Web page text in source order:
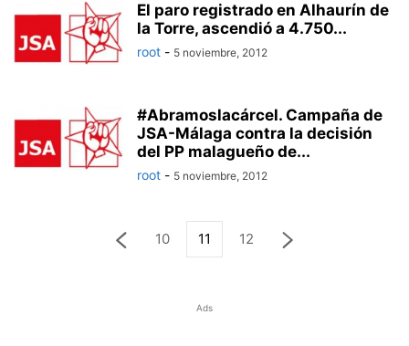
El paro registrado en Alhaurín de
la Torre, ascendió a 4.750...
root - 5 noviembre, 2012
#Abramoslacárcel. Campaña de
JSA-Málaga contra la decisión
del PP malagueño de...
root - 5 noviembre, 2012
10 11 12
Ads